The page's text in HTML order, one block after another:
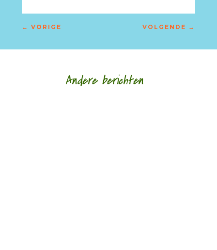
← VORIGE VOLGENDE →
Andere berichten